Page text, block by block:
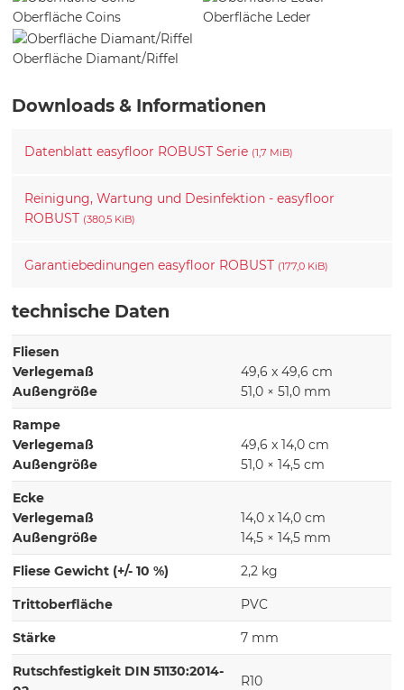
Oberfläche Coins Oberfläche Leder
Oberfläche Diamant/Riffel
Downloads & Informationen
Datenblatt easyfloor ROBUST Serie (1,7 MiB)
Reinigung, Wartung und Desinfektion - easyfloor
ROBUST (380,5 KiB)
Garantiebedinungen easyfloor ROBUST (177,0 KiB)
technische Daten
Fliesen
Verlegemaß
Außengröße
49,6 x 49,6 cm
51,0 × 51,0 mm
Rampe
Verlegemaß
Außengröße
49,6 x 14,0 cm
51,0 × 14,5 cm
Ecke
Verlegemaß
Außengröße
14,0 x 14,0 cm
14,5 × 14,5 mm
Fliese Gewicht (+/- 10 %) 2,2 kg
Trittoberfläche PVC
Stärke 7 mm
Rutschfestigkeit DIN 51130:2014-
R10